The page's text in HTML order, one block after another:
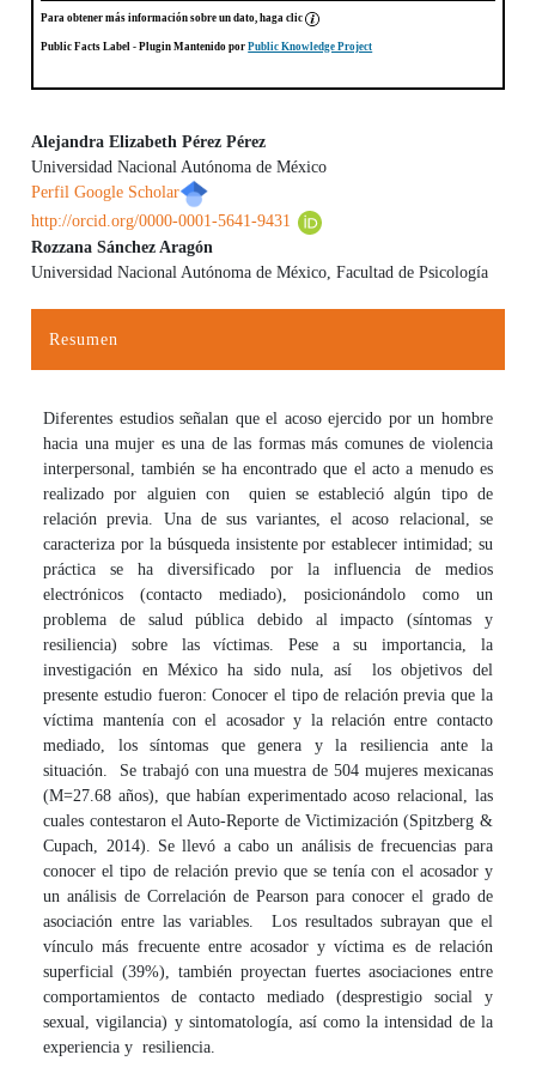
Para obtener más información sobre un dato, haga clic
Public Facts Label - Plugin Mantenido porPublic Knowledge Project
Contenido principal del artículo
Alejandra Elizabeth Pérez Pérez
Universidad Nacional Autónoma de México
Perfil Google Scholar
http://orcid.org/0000-0001-5641-9431
Rozzana Sánchez Aragón
Universidad Nacional Autónoma de México, Facultad de Psicología
Resumen
Diferentes estudios señalan que el acoso ejercido por un hombre
hacia una mujer es una de las formas más comunes de violencia
interpersonal, también se ha encontrado que el acto a menudo es
realizado por alguien con quien se estableció algún tipo de
relación previa. Una de sus variantes, el acoso relacional, se
caracteriza por la búsqueda insistente por establecer intimidad; su
práctica se ha diversificado por la influencia de medios
electrónicos (contacto mediado), posicionándolo como un
problema de salud pública debido al impacto (síntomas y
resiliencia) sobre las víctimas. Pese a su importancia, la
investigación en México ha sido nula, así los objetivos del
presente estudio fueron: Conocer el tipo de relación previa que la
víctima mantenía con el acosador y la relación entre contacto
mediado, los síntomas que genera y la resiliencia ante la
situación. Se trabajó con una muestra de 504 mujeres mexicanas
(M=27.68 años), que habían experimentado acoso relacional, las
cuales contestaron el Auto-Reporte de Victimización (Spitzberg &
Cupach, 2014). Se llevó a cabo un análisis de frecuencias para
conocer el tipo de relación previo que se tenía con el acosador y
un análisis de Correlación de Pearson para conocer el grado de
asociación entre las variables. Los resultados subrayan que el
vínculo más frecuente entre acosador y víctima es de relación
superficial (39%), también proyectan fuertes asociaciones entre
comportamientos de contacto mediado (desprestigio social y
sexual, vigilancia) y sintomatología, así como la intensidad de la
experiencia y resiliencia.